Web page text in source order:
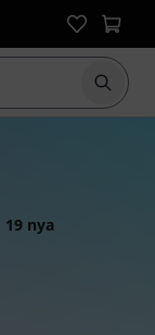
Börja
19 nya